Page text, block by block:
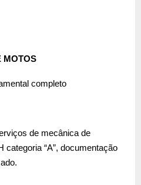
MOTOS
completo
de mecânica de
categoria “A”, documentação